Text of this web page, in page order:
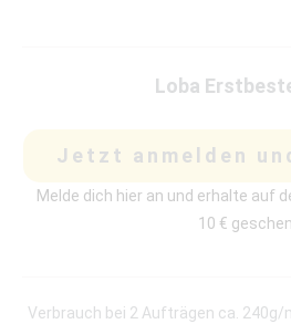
Loba
Jetzt anmelden
Melde dich hier an und erhalte auf
10 €
Verbrauch bei 2 Aufträgen ca. 240g/